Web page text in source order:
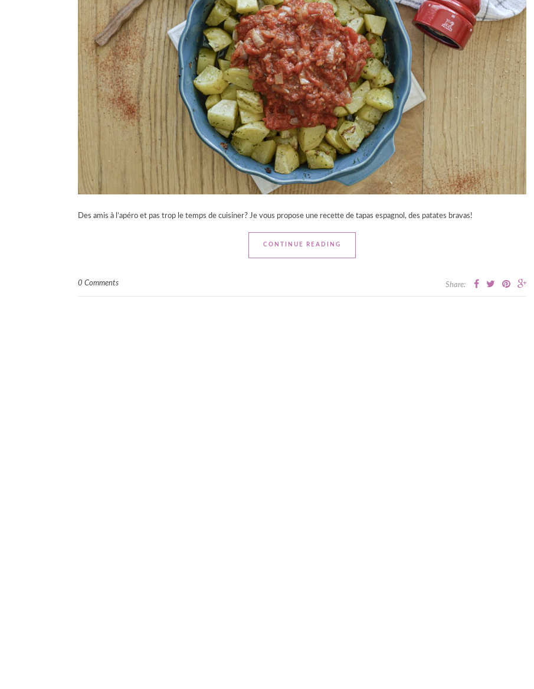
Des amis à l’apéro et pas trop le temps de cuisiner? Je vous propose une recette de tapas espagnol, des patates bravas!
CONTINUE READING
0 Comments Share: